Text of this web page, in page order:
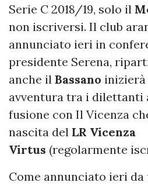
Serie C 2018/19, solo il
non iscriversi. Il club
annunciato ieri in
presidente Serena,
anche il Bassano inizierà
avventura tra i dilettanti
fusione con Il Vicenza
nascita del LR Vicenza
Virtus (regolarmente
Come annunciato ieri da